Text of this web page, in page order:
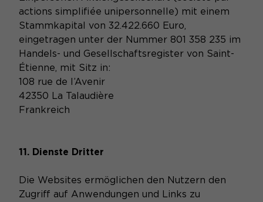
actions simplifiée unipersonnelle) mit einem
Stammkapital von 32.422.660 Euro,
eingetragen unter der Nummer 801 358 235 im
Handels- und Gesellschaftsregister von Saint-
Étienne, mit Sitz in:
108 rue de l’Avenir
42350 La Talaudière
Frankreich
11. Dienste Dritter
Die Websites ermöglichen den Nutzern den
Zugriff auf Anwendungen und Links zu